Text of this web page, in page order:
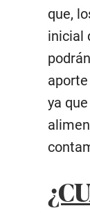
que,
inicial
ya